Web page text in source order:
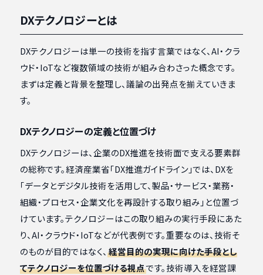
DXテクノロジーとは
DXテクノロジーは単一の技術を指す言葉ではなく、AI・クラ
ウド・IoTなど複数領域の技術が組み合わさった概念です。
まずは定義と背景を整理し、議論の出発点を揃えていきま
す。
DXテクノロジーの定義と位置づけ
DXテクノロジーは、企業のDX推進を技術面で支える要素群
の総称です。経済産業省「DX推進ガイドライン」では、DXを
「データとデジタル技術を活用して、製品・サービス・業務・
組織・プロセス・企業文化を再設計する取り組み」と位置づ
けています。テクノロジーはこの取り組みの実行手段にあた
り、AI・クラウド・IoTなどが代表例です。重要なのは、技術そ
のものが目的ではなく、 経営目的の実現に向けた手段とし
てテクノロジーを位置づける視点です。技術導入を経営課